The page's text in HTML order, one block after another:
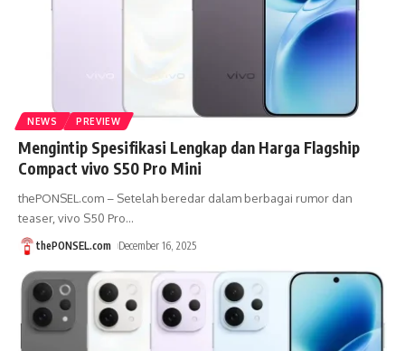
NEWS PREVIEW
Mengintip Spesifikasi Lengkap dan Harga Flagship
Compact vivo S50 Pro Mini
thePONSEL.com – Setelah beredar dalam berbagai rumor dan
teaser, vivo S50 Pro…
thePONSEL.com December 16, 2025